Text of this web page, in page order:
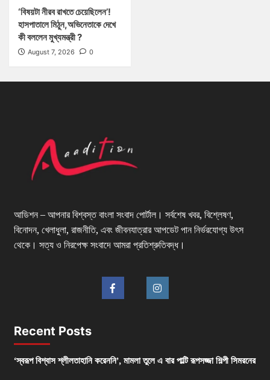
‘বিষয়টা নীরব রাখতে চেয়েছিলেন’!
হাসপাতালে মিঠুন,অভিনেতাকে দেখে
কী বললেন মুখ্যমন্ত্রী ?
August 7, 2026 0
আডিশন – আপনার বিশ্বস্ত বাংলা সংবাদ পোর্টাল। সর্বশেষ খবর, বিশ্লেষণ,
বিনোদন, খেলাধুলা, রাজনীতি, এবং জীবনযাত্রার আপডেট পান নির্ভরযোগ্য উৎস
থেকে। সত্য ও নিরপেক্ষ সংবাদে আমরা প্রতিশ্রুতিবদ্ধ।
Recent Posts
‘স্বরূপ বিশ্বাস শ্লীলতাহানি করেননি’, মামলা তুলে এ বার পাল্টি রূপসজ্জা শিল্পী সিমরনের